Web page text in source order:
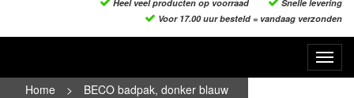
Heel veel producten op voorraad
Snelle levering
Voor 17.00 uur besteld = vandaag verzonden
Home
> BECO badpak, donker blauw